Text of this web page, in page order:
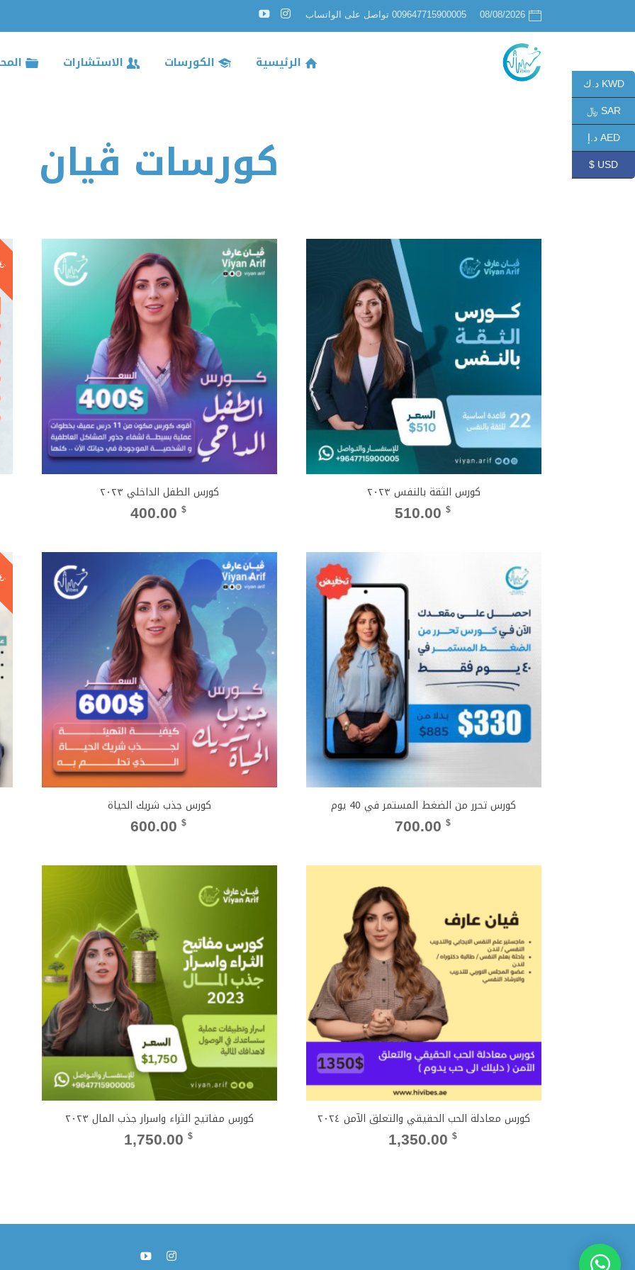
08/08/2026 009647715900005 تواصل على الواتساب
الرئيسية الكورسات الاستشارات
كورسات ڤيان
كورس الثقة بالنفس ٢٠٢٣
510.00$
كورس الطفل الداخلي ٢٠٢٣
400.00$
كورس تحرر من الضغط المستمر في 40 يوم
700.00$
كورس جذب شريك الحياة
600.00$
كورس معادلة الحب الحقيقي والتعلق الآمن ٢٠٢٤
1,350.00$
كورس مفاتيح الثراء واسرار جذب المال ٢٠٢٣
1,750.00$
KWD د.ك
SAR ﷼
AED د.إ
USD $